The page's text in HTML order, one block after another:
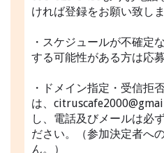
ければ登録をお願い致しま
・スケジュールが不確定
する可能性がある方は応
・ドメイン指定・受信拒
は、
し、電話及びメールは必
ださい。（参加決定者へ
ん。）